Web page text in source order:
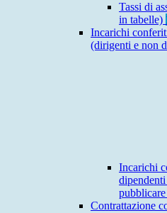
Tassi di
in tabelle)
Incarichi
(dirigenti e non
Incarichi
Contrattazione